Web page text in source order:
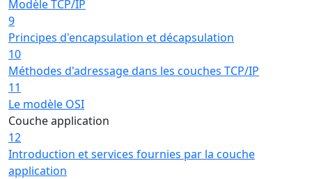
Modèle TCP/IP
9
Principes d'encapsulation et décapsulation
10
Méthodes d'adressage dans les couches TCP/IP
11
Le modèle OSI
Couche application
12
Introduction et services fournies par la couche
application